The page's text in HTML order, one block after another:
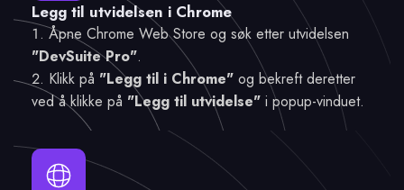
Legg til utvidelsen i Chrome
Åpne Chrome Web Store og søk etter utvidelsen
"DevSuite Pro".
Klikk på "Legg til i Chrome" og bekreft deretter
ved å klikke på "Legg til utvidelse" i popup-vinduet.